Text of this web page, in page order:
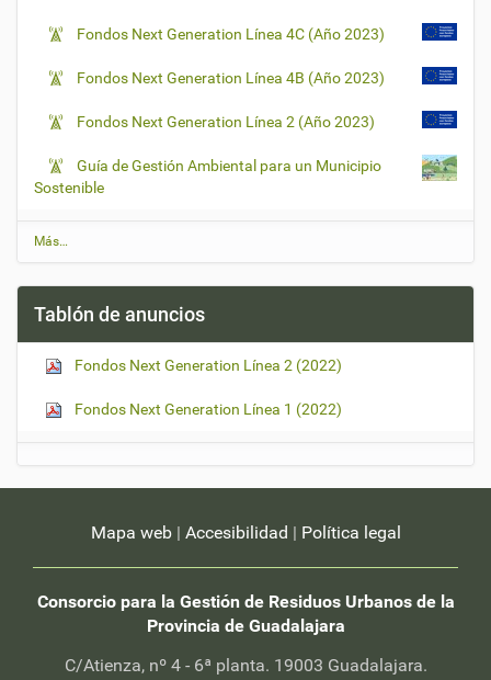
Fondos Next Generation Línea 4C (Año 2023)
Fondos Next Generation Línea 4B (Año 2023)
Fondos Next Generation Línea 2 (Año 2023)
Guía de Gestión Ambiental para un Municipio
Sostenible
Ú
l
i
Más…
Tablón de anuncios
Fondos Next Generation Línea 2 (2022)
Fondos Next Generation Línea 1 (2022)
Mapa web| Accesibilidad | Política legal
Consorcio para la Gestión de Residuos Urbanos de la
Provincia de Guadalajara
C/Atienza, nº 4 - 6ª planta. 19003 Guadalajara.